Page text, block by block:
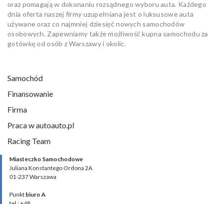
oraz pomagają w dokonaniu rozsądnego wyboru auta. Każdego
dnia oferta naszej firmy uzupełniana jest o luksusowe auta
używane oraz co najmniej dziesięć nowych samochodów
osobowych. Zapewniamy także możliwość kupna samochodu za
gotówkę od osób z Warszawy i okolic.
Samochód
Finansowanie
Firma
Praca w autoauto.pl
Racing Team
Miasteczko Samochodowe
Juliana Konstantego Ordona 2A
01-237 Warszawa
Punkt biuro A